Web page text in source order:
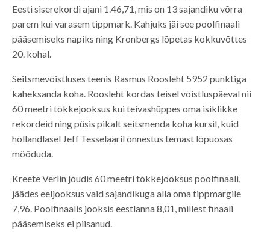
Eesti siserekordi ajani 1.46,71, mis on 13 sajandiku võrra
parem kui varasem tippmark. Kahjuks jäi see poolfinaali
pääsemiseks napiks ning Kronbergs lõpetas kokkuvõttes
20. kohal.
Seitsmevõistluses teenis Rasmus Roosleht 5952 punktiga
kaheksanda koha. Roosleht kordas teisel võistluspäeval nii
60 meetri tõkkejooksus kui teivashüppes oma isiklikke
rekordeid ning püsis pikalt seitsmenda koha kursil, kuid
hollandlasel Jeff Tesselaaril õnnestus temast lõpuosas
mööduda.
Kreete Verlin jõudis 60 meetri tõkkejooksus poolfinaali,
jäädes eeljooksus vaid sajandikuga alla oma tippmargile
7,96. Poolfinaalis jooksis eestlanna 8,01, millest finaali
pääsemiseks ei piisanud.